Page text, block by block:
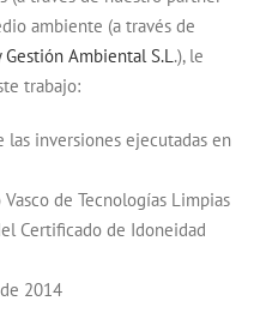
ambiente (a través de
Ambiental S.L.), le
trabajo:
las inversiones ejecutadas en
de Tecnologías Limpias
Certificado de Idoneidad
2014